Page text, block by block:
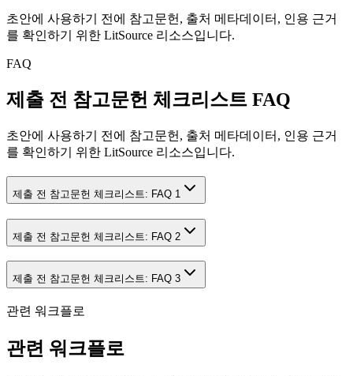
초안에 사용하기 전에 참고문헌, 출처 메타데이터, 인용 근거
를 확인하기 위한 LitSource 리소스입니다.
FAQ
제출 전 참고문헌 체크리스트 FAQ
초안에 사용하기 전에 참고문헌, 출처 메타데이터, 인용 근거
를 확인하기 위한 LitSource 리소스입니다.
제출 전 참고문헌 체크리스트: FAQ 1
제출 전 참고문헌 체크리스트: FAQ 2
제출 전 참고문헌 체크리스트: FAQ 3
관련 워크플로
관련 워크플로